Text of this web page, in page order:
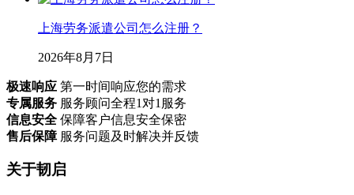
上海劳务派遣公司怎么注册？
2026年8月7日
极速响应 第一时间响应您的需求
专属服务 服务顾问全程1对1服务
信息安全 保障客户信息安全保密
售后保障 服务问题及时解决并反馈
关于韧启